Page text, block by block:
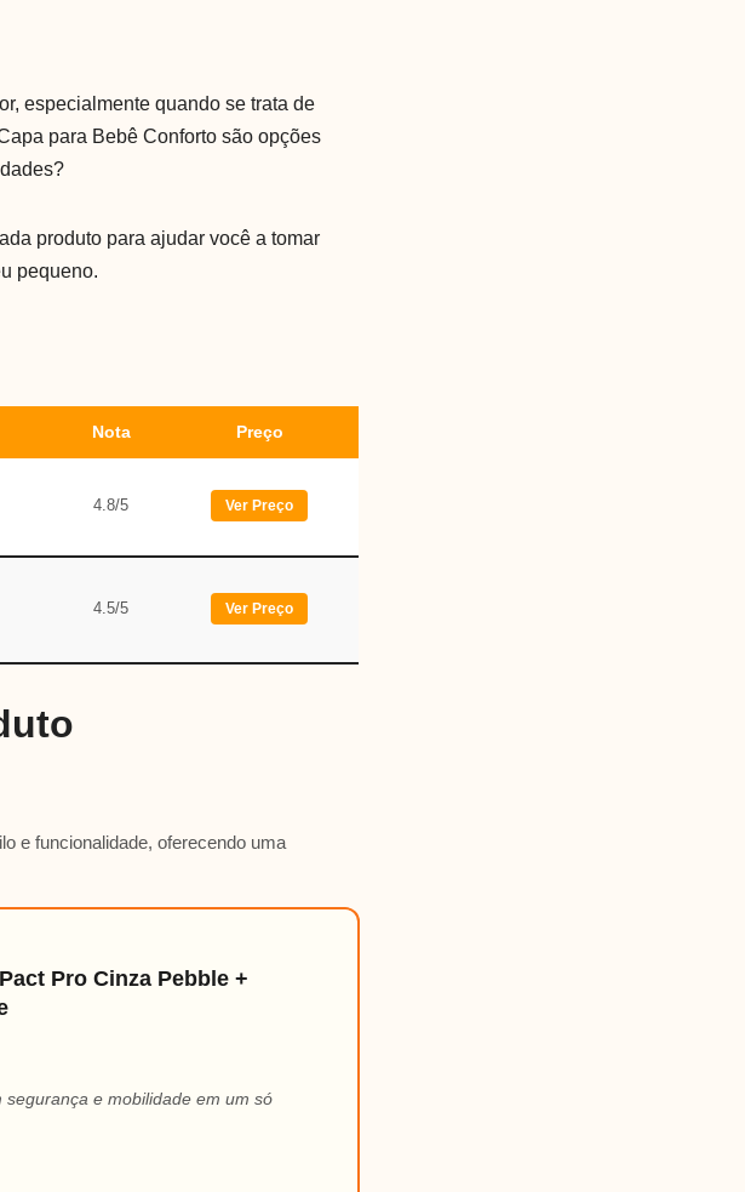
especialmente quando se trata de
para Bebê Conforto são opções
produto para ajudar você a tomar
pequeno.
Nota Preço
4.8/5 Ver Preço
4.5/5 Ver Preço
e funcionalidade, oferecendo uma
Pro Cinza Pebble +
e mobilidade em um só